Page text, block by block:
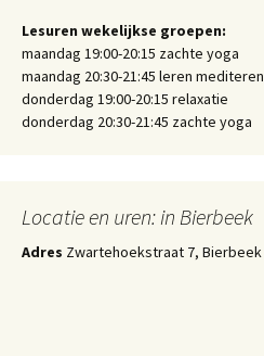
Lesuren wekelijkse groepen:
maandag 19:00-20:15 zachte yoga
maandag 20:30-21:45 leren mediteren
donderdag 19:00-20:15 relaxatie
donderdag 20:30-21:45 zachte yoga
Locatie en uren: in Bierbeek
Adres Zwartehoekstraat 7, Bierbeek